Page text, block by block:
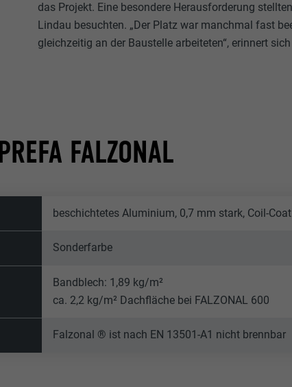
das Projekt. Eine besondere Herausforderung
Lindau besuchten. „Der Platz war manchmal fast
gleichzeitig an der Baustelle arbeiteten“, erinnert
FALZONAL
beschichtetes Aluminium, 0,7 mm stark, Coil-
Sonderfarbe
Bandblech: 1,89 kg/m²
ca. 2,2 kg/m² Dachfläche bei FALZONAL 600
Falzonal ® ist nach EN 13501-A1 nicht brennbar